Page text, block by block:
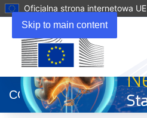
Skip to main content
Oficjalna strona internetowa UE
otworzy
się
w
CORDIS